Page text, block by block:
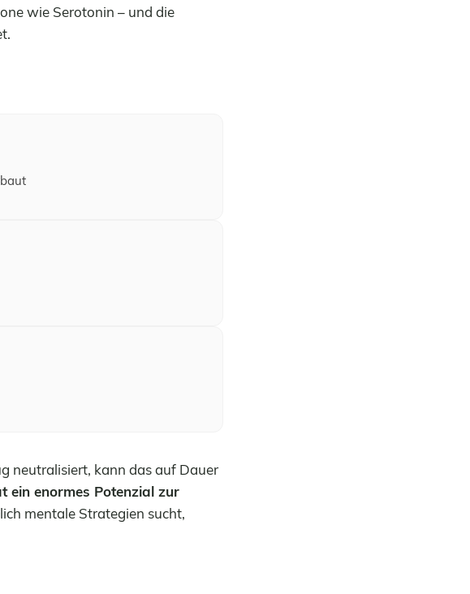
wie Serotonin – und die
neutralisiert, kann das auf Dauer
ein enormes Potenzial zur
mentale Strategien sucht,